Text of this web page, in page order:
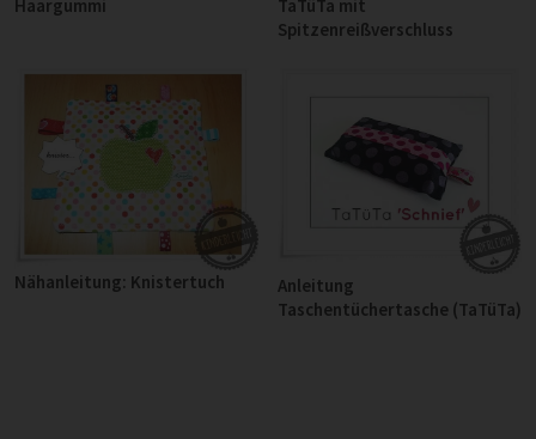
Haargummi
TaTüTa mit
Spitzenreißverschluss
Nähanleitung: Knistertuch
Anleitung
Taschentüchertasche (TaTüTa)